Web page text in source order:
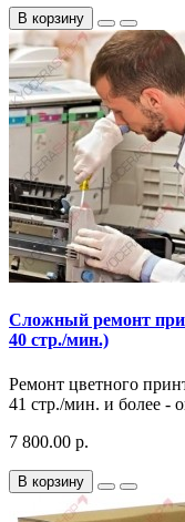
В корзину
Сложный ремонт
40 стр./мин.)
Ремонт цветного
41 стр./мин. и более -
7 800.00 р.
В корзину